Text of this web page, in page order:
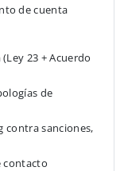
de cuenta
23 + Acuerdo
de
contra sanciones,
contacto